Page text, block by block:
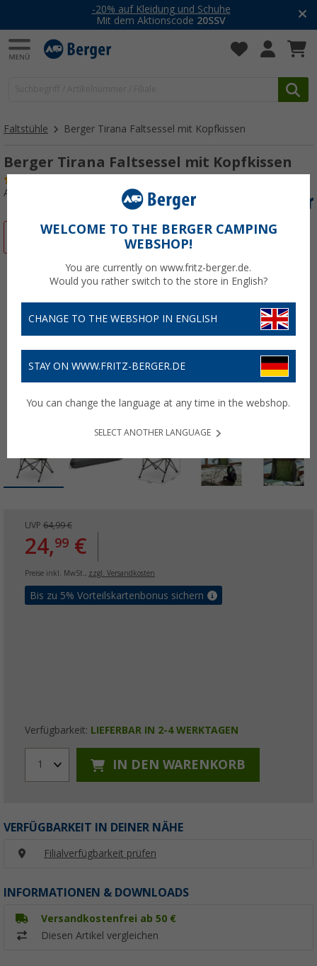
-20% auf Kleidung und Schuhe
Mit dem Aktionscode 20SSV
Faltstühle Berger Tirana Faltsessel mit Kopfkissen
Berger Tirana Faltsessel mit Kopfkissen
Art.-Nr.: 731290
UVP 64,99 €
24,99 €
Preise inkl. MwSt., zzgl. Versandkosten
Bis zu 5% Vorteilskartenbonus sichern
Verfügbarkeit: LIEFERBAR IN 2-4 WERKTAGEN
1 IN DEN WARENKORB
VERFÜGBARKEIT IN DEINER NÄHE
Filialverfügbarkeit prüfen
INFORMATIONEN & DOWNLOADS
Versandkostenfrei ab 50 €
Diesen Artikel vergleichen
WELCOME TO THE BERGER CAMPING
WEBSHOP!
You are currently on www.fritz-berger.de.
Would you rather switch to the store in English?
CHANGE TO THE WEBSHOP IN ENGLISH
STAY ON WWW.FRITZ-BERGER.DE
You can change the language at any time in the webshop.
SELECT ANOTHER LANGUAGE